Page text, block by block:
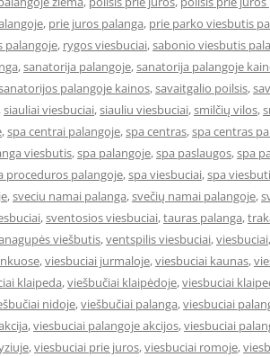
, prie juros palanga, prie parko viesbutis
palangoje, rygos viesbuciai,sabonio viesbutis
,sanatorija palangoje,sanatorija palangoje
palangoje kainos,savaitgalio poilsis,
,siauliai viesbuciai,siauliu viesbuciai,smilčių vilos,
,spa centrai palangoje,spa centras,spa centras
viesbutis,spa palangoje,spa paslaugos,spa
proceduros palangoje,spa viesbuciai,spa
,sveciu namai palanga,svečių namai palangoje,
,sventosios viesbuciai,tauras palanga,
viešbutis,ventspilis viesbuciai,viesbuciai,
,viesbuciai jurmaloje,viesbuciai kaunas,
klaipeda,viešbučiai klaipėdoje,viesbuciai
nidoje,viešbučiai palanga,viesbuciai
,viesbuciai palangoje akcijos,viesbuciai
,viesbuciai prie juros,viesbuciai romoje,